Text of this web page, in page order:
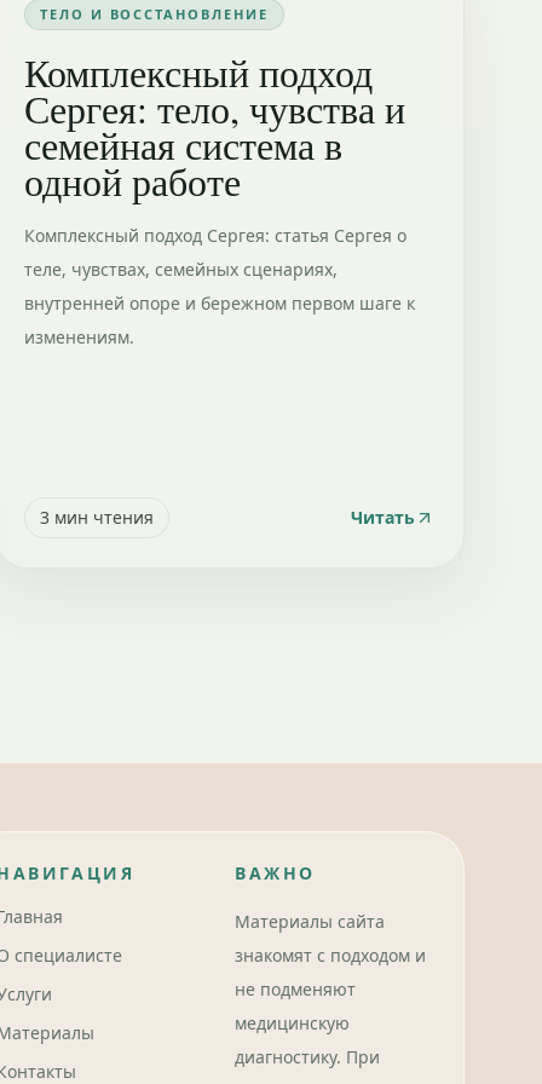
ТЕЛО И ВОССТАНОВЛЕНИЕ
Комплексный подход
Сергея: тело, чувства и
семейная система в
одной работе
Комплексный подход Сергея: статья Сергея о
теле, чувствах, семейных сценариях,
внутренней опоре и бережном первом шаге к
изменениям.
3мин чтения Читать
специалисте
ВАЖНО
Материалы сайта
знакомят с подходом и
не подменяют
медицинскую
диагностику. При